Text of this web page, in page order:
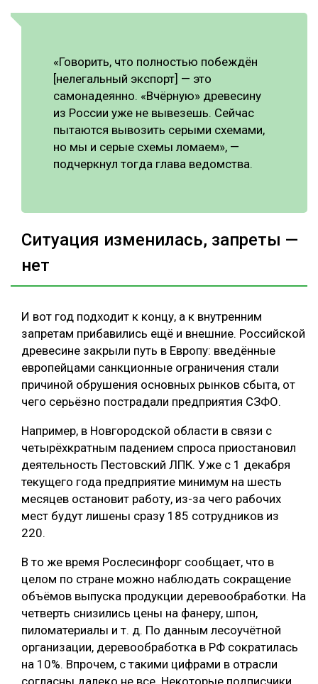
«Говорить, что полностью побеждён
[нелегальный экспорт] — это
самонадеянно. «Вчёрную» древесину
из России уже не вывезешь. Сейчас
пытаются вывозить серыми схемами,
но мы и серые схемы ломаем», —
подчеркнул тогда глава ведомства.
Ситуация изменилась, запреты —
нет
И вот год подходит к концу, а к внутренним
запретам прибавились ещё и внешние. Российской
древесине закрыли путь в Европу: введённые
европейцами санкционные ограничения стали
причиной обрушения основных рынков сбыта, от
чего серьёзно пострадали предприятия СЗФО.
Например, в Новгородской области в связи с
четырёхкратным падением спроса приостановил
деятельность Пестовский ЛПК. Уже с 1 декабря
текущего года предприятие минимум на шесть
месяцев остановит работу, из-за чего рабочих
мест будут лишены сразу 185 сотрудников из
220.
В то же время Рослесинфорг сообщает, что в
целом по стране можно наблюдать сокращение
объёмов выпуска продукции деревообработки. На
четверть снизились цены на фанеру, шпон,
пиломатериалы и т. д. По данным лесоучётной
организации, деревообработка в РФ сократилась
на 10%. Впрочем, с такими цифрами в отрасли